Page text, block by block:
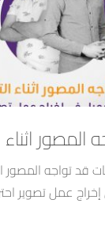
اثناء
تواجه المصور
عمل تصوير